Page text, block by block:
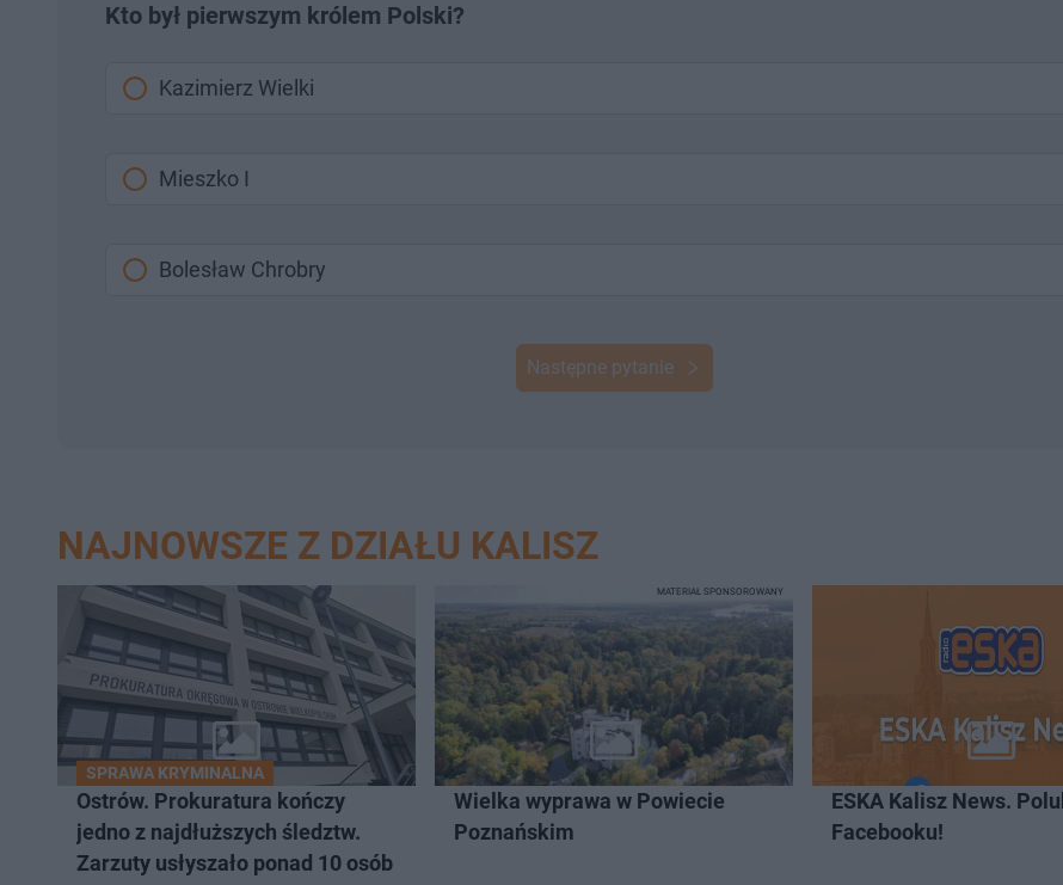
Kto był pierwszym królem Polski?
Kazimierz Wielki
Mieszko I
Bolesław Chrobry
Następne pytanie
NAJNOWSZE Z DZIAŁU KALISZ
SPRAWA KRYMINALNA
Ostrów. Prokuratura kończy
jedno z najdłuższych śledztw.
Zarzuty usłyszało ponad 10 osób
Wielka wyprawa w Powiecie
Poznańskim
MATERIAŁ SPONSOROWANY
ESKA Kalisz News.
Facebooku!